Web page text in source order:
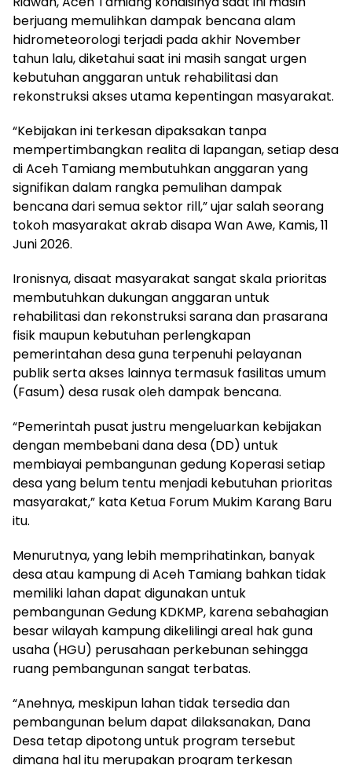
berjuang memulihkan dampak bencana alam
hidrometeorologi terjadi pada akhir November
tahun lalu, diketahui saat ini masih sangat urgen
kebutuhan anggaran untuk rehabilitasi dan
rekonstruksi akses utama kepentingan masyarakat.
“Kebijakan ini terkesan dipaksakan tanpa
mempertimbangkan realita di lapangan, setiap desa
di Aceh Tamiang membutuhkan anggaran yang
signifikan dalam rangka pemulihan dampak
bencana dari semua sektor rill,” ujar salah seorang
tokoh masyarakat akrab disapa Wan Awe, Kamis, 11
Juni 2026.
Ironisnya, disaat masyarakat sangat skala prioritas
membutuhkan dukungan anggaran untuk
rehabilitasi dan rekonstruksi sarana dan prasarana
fisik maupun kebutuhan perlengkapan
pemerintahan desa guna terpenuhi pelayanan
publik serta akses lainnya termasuk fasilitas umum
(Fasum) desa rusak oleh dampak bencana.
“Pemerintah pusat justru mengeluarkan kebijakan
dengan membebani dana desa (DD) untuk
membiayai pembangunan gedung Koperasi setiap
desa yang belum tentu menjadi kebutuhan prioritas
masyarakat,” kata Ketua Forum Mukim Karang Baru
itu.
Menurutnya, yang lebih memprihatinkan, banyak
desa atau kampung di Aceh Tamiang bahkan tidak
memiliki lahan dapat digunakan untuk
pembangunan Gedung KDKMP, karena sebahagian
besar wilayah kampung dikelilingi areal hak guna
usaha (HGU) perusahaan perkebunan sehingga
ruang pembangunan sangat terbatas.
“Anehnya, meskipun lahan tidak tersedia dan
pembangunan belum dapat dilaksanakan, Dana
Desa tetap dipotong untuk program tersebut
dimana hal itu merupakan program terkesan